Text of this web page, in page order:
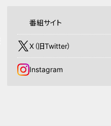
番組サイト
X（旧Twitter）
Instagram